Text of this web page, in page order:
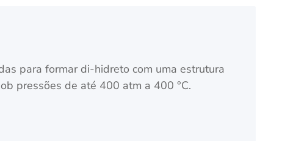
para formar di-hidreto com uma estrutura
pressões de até 400 atm a 400 °C.